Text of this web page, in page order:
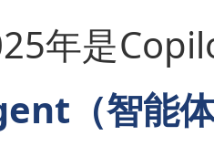
年是
（智能